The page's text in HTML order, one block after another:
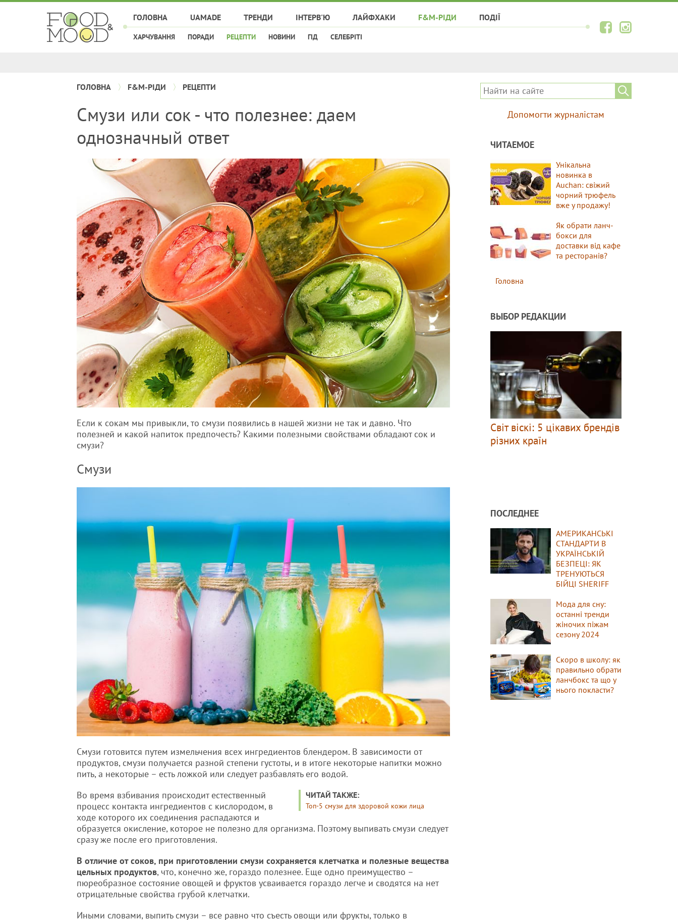
ГОЛОВНА UAMADE ТРЕНДИ ІНТЕРВ'Ю ЛАЙФХАКИ F&M-РІДИ
ХАРЧУВАННЯ ПОРАДИ РЕЦЕПТИ НОВИНИ ГІД СЕЛЕБРІТІ
ПОДІЇ
ГОЛОВНА F&M-РІДИ РЕЦЕПТИ
Смузи или сок - что полезнее: даем
однозначный ответ
Если к сокам мы привыкли, то смузи появились в нашей жизни не так и давно. Что
полезней и какой напиток предпочесть? Какими полезными свойствами обладают сок и
смузи?
Смузи
Смузи готовится путем измельчения всех ингредиентов блендером. В зависимости от
продуктов, смузи получается разной степени густоты, и в итоге некоторые напитки можно
пить, а некоторые – есть ложкой или следует разбавлять его водой.
ЧИТАЙ ТАКЖЕ:
Топ-5 смузи для здоровой кожи лица
Во время взбивания происходит естественный
процесс контакта ингредиентов с кислородом, в
ходе которого их соединения распадаются и
образуется окисление, которое не полезно для организма. Поэтому выпивать смузи следует
сразу же после его приготовления.
В отличие от соков, при приготовлении смузи сохраняется клетчатка и полезные вещества
цельных продуктов, что, конечно же, гораздо полезнее. Еще одно преимущество –
пюреобразное состояние овощей и фруктов усваивается гораздо легче и сводятся на нет
отрицательные свойства грубой клетчатки.
Иными словами, выпить смузи – все равно что съесть овощи или фрукты, только в
Допомогти журналістам
ЧИТАЕМОЕ
Унікальна
новинка в
Auchan: свіжий
чорний трюфель
вже у продажу!
Як обрати ланч-
бокси для
доставки від кафе
та ресторанів?
Головна
ВЫБОР РЕДАКЦИИ
Світ віскі: 5 цікавих брендів
різних країн
ПОСЛЕДНЕЕ
АМЕРИКАНСЬКІ
СТАНДАРТИ В
УКРАЇНСЬКІЙ
БЕЗПЕЦІ: ЯК
ТРЕНУЮТЬСЯ
БІЙЦІ SHERIFF
Мода для сну:
останні тренди
жіночих піжам
сезону 2024
Скоро в школу: як
правильно обрати
ланчбокс та що у
нього покласти?